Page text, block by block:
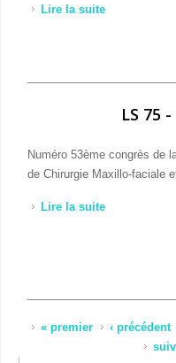
Lire la suite
LS 75
Numéro 53ème congrès de
de Chirurgie Maxillo-faciale
Lire la suite de LS 75 -
Pages
« premier ‹ précédent